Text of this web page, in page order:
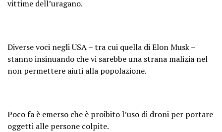
vittime dell’uragano.
Diverse voci negli USA – tra cui quella di Elon Musk –
stanno insinuando che vi sarebbe una strana malizia nel
non permettere aiuti alla popolazione.
Poco fa è emerso che è proibito l’uso di droni per portare
oggetti alle persone colpite.